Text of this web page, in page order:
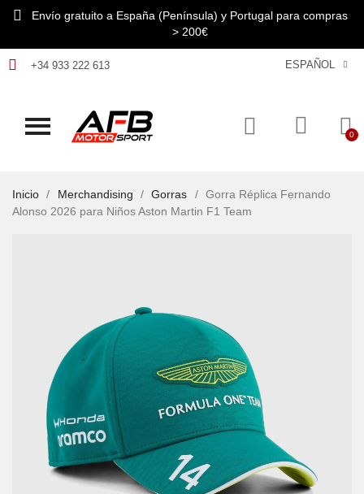
Envío gratuito a España (Península) y Portugal para compras
> 200€
+34 933 222 613 ESPAÑOL
Inicio Merchandising Gorras
Gorra Réplica Fernando
Alonso 2026 para Niños Aston Martin F1 Team